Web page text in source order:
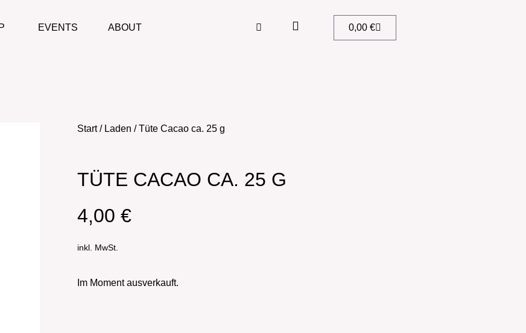
EVENTS ABOUT 0,00€
Start/ Laden / Tüte Cacao ca. 25 g
TÜTE CACAO CA. 25 G
4,00 €
inkl. MwSt.
Im Moment ausverkauft.